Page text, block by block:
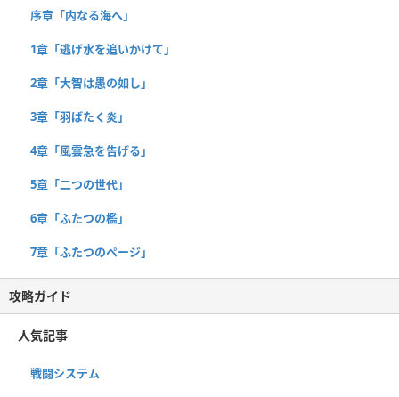
序章「内なる海へ」
1章「逃げ水を追いかけて」
2章「大智は愚の如し」
3章「羽ばたく炎」
4章「風雲急を告げる」
5章「二つの世代」
6章「ふたつの檻」
7章「ふたつのページ」
攻略ガイド
人気記事
戦闘システム